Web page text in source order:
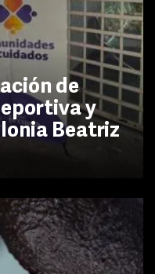
de
y
Beatriz